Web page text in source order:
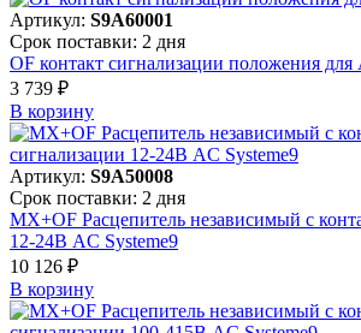
Артикул: S9A60001
Срок поставки: 2 дня
OF контакт сигнализации положения
3 739 ₽
В корзинy
Артикул: S9A50008
Срок поставки: 2 дня
MX+OF Расцепитель независимый с
12-24В AC Systeme9
10 126 ₽
В корзинy